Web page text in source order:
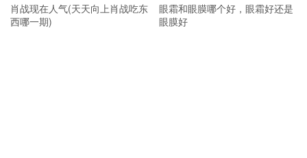
肖战现在人气(天天向上肖战吃东
西哪一期)
眼霜和眼膜哪个好，眼霜好还是
眼膜好